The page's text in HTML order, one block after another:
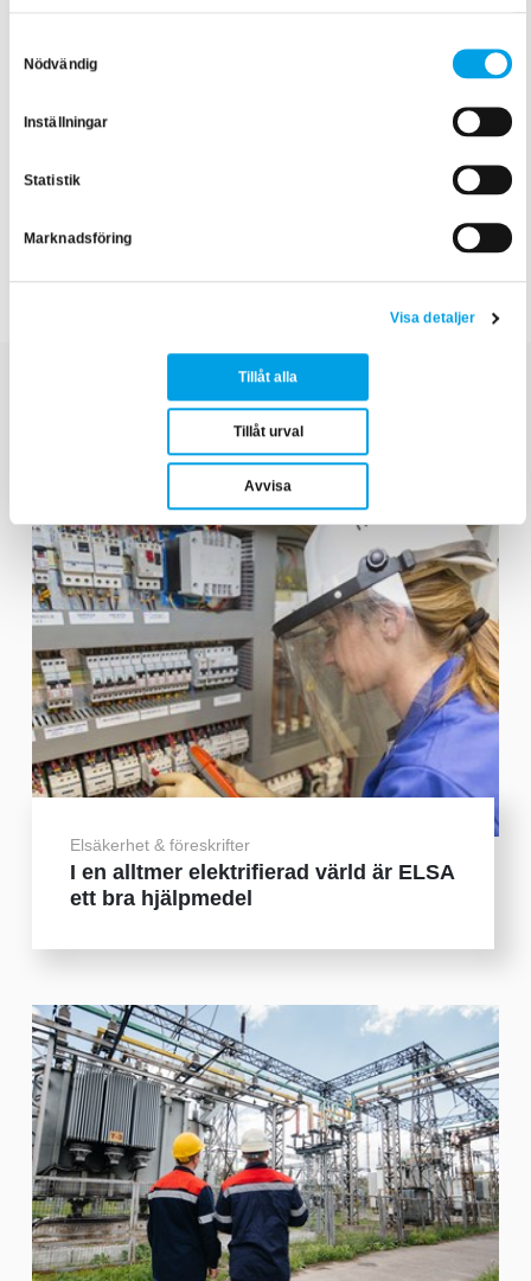
Nödvändig
Inställningar
Statistik
Marknadsföring
Visa detaljer
Tillåt alla
Tillåt urval
Avvisa
samhällsbyggnad
Elsäkerhet & föreskrifter
Relaterade artiklar
Elsäkerhet & föreskrifter
I en alltmer elektrifierad värld är ELSA
ett bra hjälpmedel